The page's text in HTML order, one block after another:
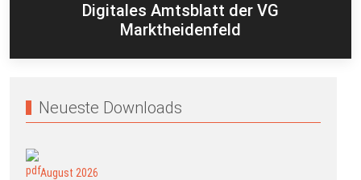
Digitales Amtsblatt der VG
Marktheidenfeld
Neueste Downloads
August 2026